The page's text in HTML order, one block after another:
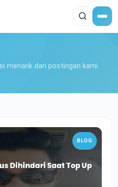
menarik dari postingan kami
BLOG